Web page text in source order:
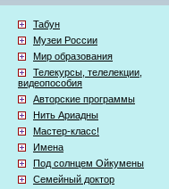
Табун
Музеи России
Мир образования
Телекурсы, телелекции,
видеопособия
Авторские программы
Нить Ариадны
Мастер-класс!
Имена
Под солнцем Ойкумены
Семейный доктор